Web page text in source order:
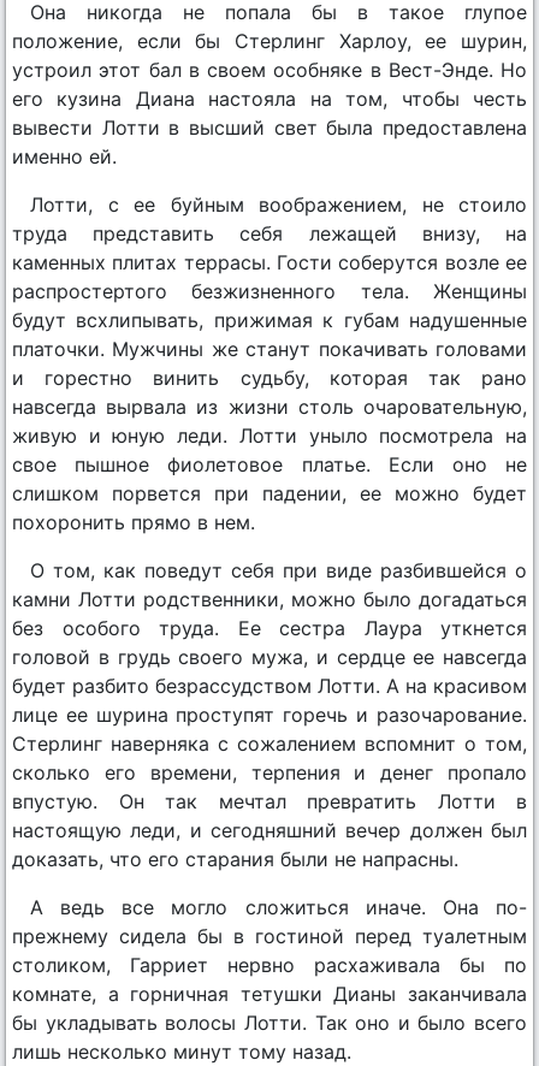
Она никогда не попала бы в такое глупое
положение, если бы Стерлинг Харлоу, ее шурин,
устроил этот бал в своем особняке в Вест-Энде. Но
его кузина Диана настояла на том, чтобы честь
вывести Лотти в высший свет была предоставлена
именно ей.
Лотти, с ее буйным воображением, не стоило
труда представить себя лежащей внизу, на
каменных плитах террасы. Гости соберутся возле ее
распростертого безжизненного тела. Женщины
будут всхлипывать, прижимая к губам надушенные
платочки. Мужчины же станут покачивать головами
и горестно винить судьбу, которая так рано
навсегда вырвала из жизни столь очаровательную,
живую и юную леди. Лотти уныло посмотрела на
свое пышное фиолетовое платье. Если оно не
слишком порвется при падении, ее можно будет
похоронить прямо в нем.
О том, как поведут себя при виде разбившейся о
камни Лотти родственники, можно было догадаться
без особого труда. Ее сестра Лаура уткнется
головой в грудь своего мужа, и сердце ее навсегда
будет разбито безрассудством Лотти. А на красивом
лице ее шурина проступят горечь и разочарование.
Стерлинг наверняка с сожалением вспомнит о том,
сколько его времени, терпения и денег пропало
впустую. Он так мечтал превратить Лотти в
настоящую леди, и сегодняшний вечер должен был
доказать, что его старания были не напрасны.
А ведь все могло сложиться иначе. Она по-
прежнему сидела бы в гостиной перед туалетным
столиком, Гарриет нервно расхаживала бы по
комнате, а горничная тетушки Дианы заканчивала
бы укладывать волосы Лотти. Так оно и было всего
лишь несколько минут тому назад.